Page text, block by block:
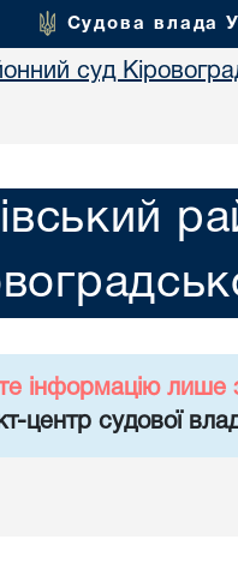
Судова влада
суд
інформацію лише
центр судової